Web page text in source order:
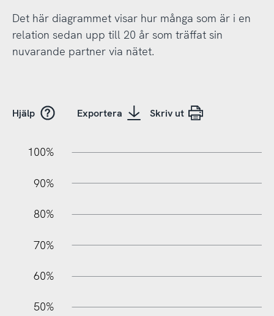
Det här diagrammet visar hur många som är i en
relation sedan upp till 20 år som träffat sin
nuvarande partner via nätet.
Hjälp Exportera Skriv ut
10%
100%
90%
80%
70%
60%
50%